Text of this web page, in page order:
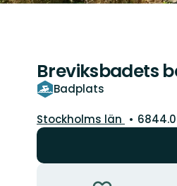
Breviksbadets
Badplats
Län:
Stockholms län